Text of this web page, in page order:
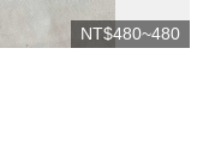
NT$480~480